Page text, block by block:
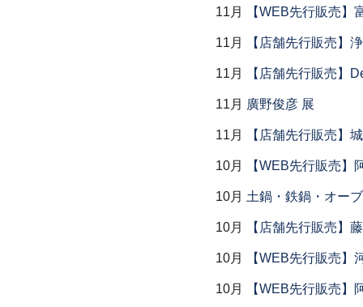
11月 【WEB先行販売】
11月 【店舗先行販売】
11月 【店舗先行販売】
11月 廣野俊彦 展
11月 【店舗先行販売】
10月 【WEB先行販売】
10月 土鍋・鉄鍋・オー
10月 【店舗先行販売】
10月 【WEB先行販売】
10月 【WEB先行販売】